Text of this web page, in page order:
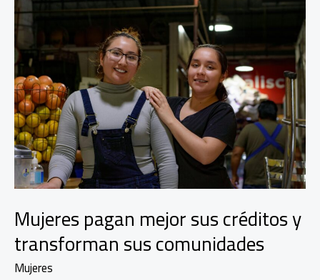
Mujeres pagan mejor sus créditos y
transforman sus comunidades
Mujeres